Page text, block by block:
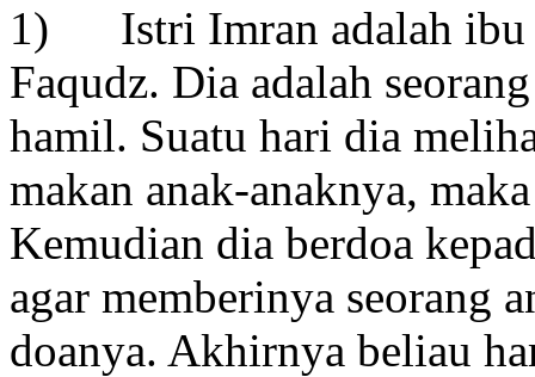
1) Istri Imran adalah ibu
Faqudz. Dia adalah
hamil. Suatu hari dia
makan anak-anaknya,
Kemudian dia berdoa
agar memberinya seorang
doanya. Akhirnya beliau